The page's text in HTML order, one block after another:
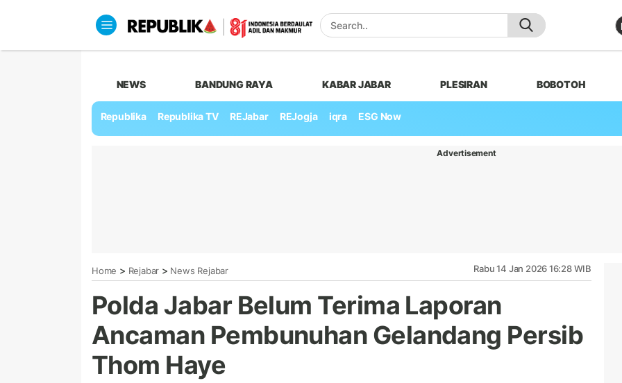
NEWS BANDUNG RAYA KABAR JABAR PLESIRAN BOBOTOH
Republika Republika TV REJabar REJogja iqra ESG Now
Advertisement
Home > Rejabar > News Rejabar Rabu 14 Jan 2026 16:28 WIB
Polda Jabar Belum Terima Laporan
Ancaman Pembunuhan Gelandang Persib
Thom Haye